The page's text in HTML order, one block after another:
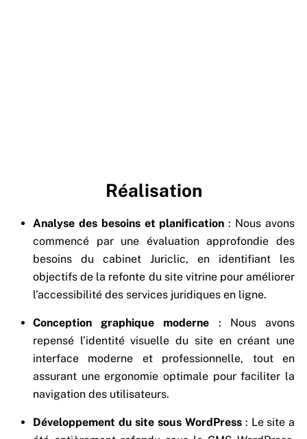
Réalisation
Analyse des besoins et planification : Nous avons
commencé par une évaluation approfondie des
besoins du cabinet Juriclic, en identifiant les
objectifs de la refonte du site vitrine pour améliorer
l’accessibilité des services juridiques en ligne.
Conception graphique moderne : Nous avons
repensé l’identité visuelle du site en créant une
interface moderne et professionnelle, tout en
assurant une ergonomie optimale pour faciliter la
navigation des utilisateurs.
Développement du site sous WordPress : Le site a